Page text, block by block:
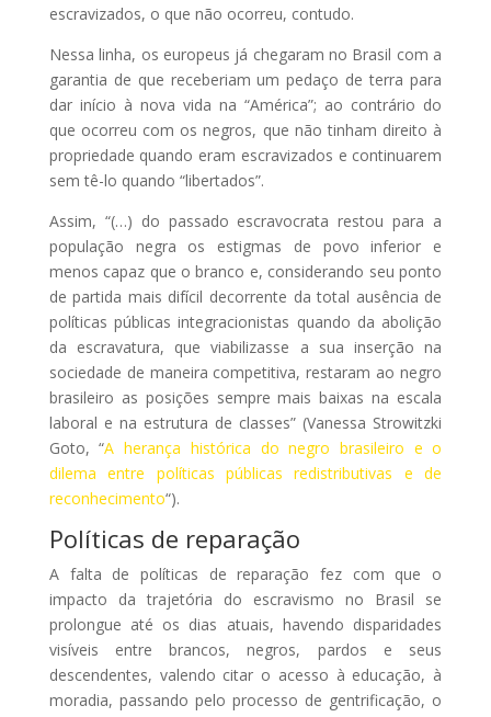
escravizados, o que não ocorreu, contudo.
Nessa linha, os europeus já chegaram no Brasil com a
garantia de que receberiam um pedaço de terra para
dar início à nova vida na “América”; ao contrário do
que ocorreu com os negros, que não tinham direito à
propriedade quando eram escravizados e continuarem
sem tê-lo quando “libertados”.
Assim, “(…) do passado escravocrata restou para a
população negra os estigmas de povo inferior e
menos capaz que o branco e, considerando seu ponto
de partida mais difícil decorrente da total ausência de
políticas públicas integracionistas quando da abolição
da escravatura, que viabilizasse a sua inserção na
sociedade de maneira competitiva, restaram ao negro
brasileiro as posições sempre mais baixas na escala
laboral e na estrutura de classes” (Vanessa Strowitzki
Goto, “A herança histórica do negro brasileiro e o
dilema entre políticas públicas redistributivas e de
reconhecimento“).
Políticas de reparação
A falta de políticas de reparação fez com que o
impacto da trajetória do escravismo no Brasil se
prolongue até os dias atuais, havendo disparidades
visíveis entre brancos, negros, pardos e seus
descendentes, valendo citar o acesso à educação, à
moradia, passando pelo processo de gentrificação, o